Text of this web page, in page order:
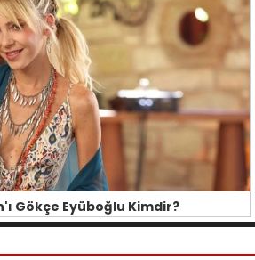
Gökçe Eyüboğlu Kimdir?